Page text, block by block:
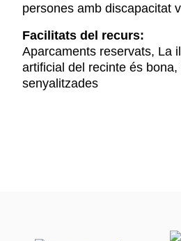
persones amb discapacitat
Facilitats del recurs:
Aparcaments reservats, La
artificial del recinte és bona,
senyalitzades